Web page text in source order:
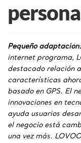
Pequeño
internet programa,
destacado relación
características
basado en GPS. El
innovaciones en
ayuda usuarios
el negocio está
una vez más.